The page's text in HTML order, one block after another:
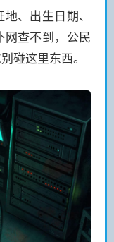
、出生日期、
网查不到，公民
碰这里东西。